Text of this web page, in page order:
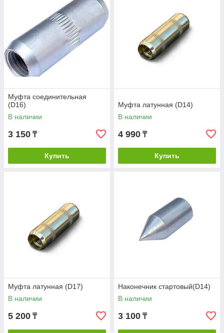
Муфта соединительная
(D16)
В наличии
3 150 ₸
Купить
Муфта латунная (D14)
В наличии
4 990 ₸
Купить
Муфта латунная (D17)
В наличии
5 200 ₸
Наконечник стартовый(D14)
В наличии
3 100 ₸